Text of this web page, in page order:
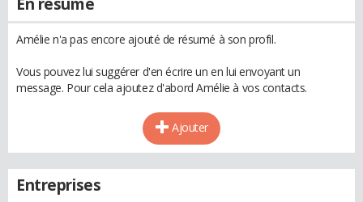
Amélie n'a pas encore ajouté de résumé à son profil.
Vous pouvez lui suggérer d'en écrire un en lui envoyant un
message. Pour cela ajoutez d'abord Amélie à vos contacts.
Ajouter
Entreprises